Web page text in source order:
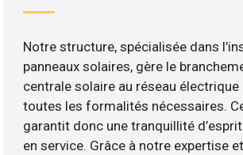
Notre structure, spécialisée dans
panneaux solaires, gère le
centrale solaire au réseau électrique
toutes les formalités nécessaires.
garantit donc une tranquillité
en service. Grâce à notre expertise